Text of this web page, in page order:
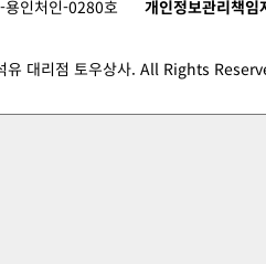
인처인-0280호 개인정보관리책임
대리점 토우상사. All Rights